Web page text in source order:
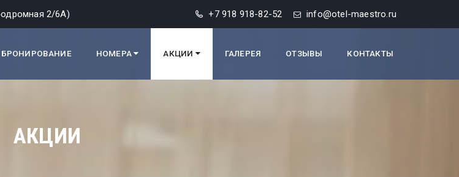
2/6А) +7 918 918-82-52 info@otel-maestro.ru
БРОНИРОВАНИЕ НОМЕРА АКЦИИ ГАЛЕРЕЯ ОТЗЫВЫ КОНТАКТЫ
АКЦИИ